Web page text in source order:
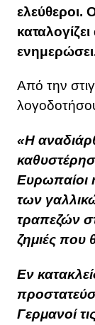
ελεύθεροι.
Από την
«Η
Ευρωπαίοι
των
τραπεζών
ζημιές που
Εν
Γερμανοί